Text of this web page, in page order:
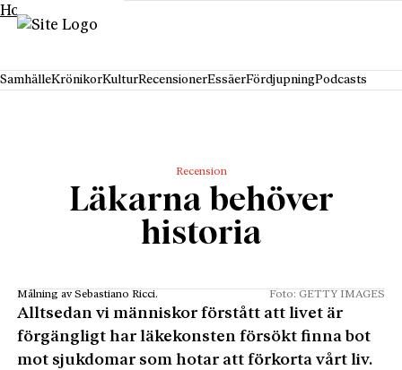
Hoppa till innehåll
SamhälleKrönikorKulturRecensionerEssäerFördjupningPodcasts
Recension
Läkarna behöver
historia
Målning av Sebastiano Ricci. Foto: GETTY IMAGES
Alltsedan vi människor förstått att livet är
förgängligt har läkekons­ten försökt finna bot
mot sjukdomar som hotar att förkorta vårt liv.